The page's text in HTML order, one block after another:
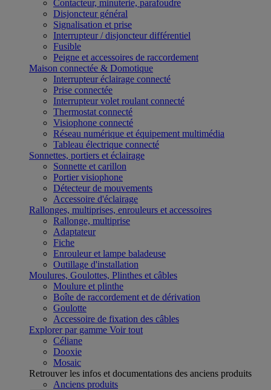
Contacteur, minuterie, parafoudre
Disjoncteur général
Signalisation et prise
Interrupteur / disjoncteur différentiel
Fusible
Peigne et accessoires de raccordement
Maison connectée & Domotique
Interrupteur éclairage connecté
Prise connectée
Interrupteur volet roulant connecté
Thermostat connecté
Visiophone connecté
Réseau numérique et équipement multimédia
Tableau électrique connecté
Sonnettes, portiers et éclairage
Sonnette et carillon
Portier visiophone
Détecteur de mouvements
Accessoire d'éclairage
Rallonges, multiprises, enrouleurs et accessoires
Rallonge, multiprise
Adaptateur
Fiche
Enrouleur et lampe baladeuse
Outillage d'installation
Moulures, Goulottes, Plinthes et câbles
Moulure et plinthe
Boîte de raccordement et de dérivation
Goulotte
Accessoire de fixation des câbles
Explorer par gamme Voir tout
Céliane
Dooxie
Mosaic
Retrouver les infos et documentations des anciens produits
Anciens produits